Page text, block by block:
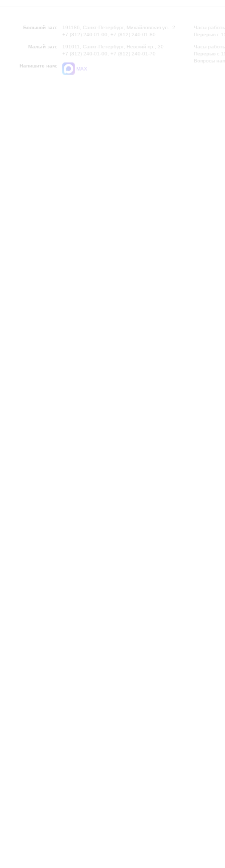
Большой зал:
191186, Санкт-Петербург, Михайловская ул., 2
+7 (812) 240-01-00, +7 (812) 240-01-80
Малый зал:
191011, Санкт-Петербург, Невский пр., 30
+7 (812) 240-01-00, +7 (812) 240-01-70
Напишите нам:
MAX
Часы
Перерыв с
Часы
Перерыв с
Вопросы